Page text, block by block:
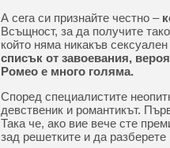
А сега си признайте честно –
Всъщност, за да получите
който няма никакъв
списък от завоевания,
Ромео е много голяма.
Според специалистите
девственик и романтикът.
Така че, ако вие вече сте
зад решетките и да